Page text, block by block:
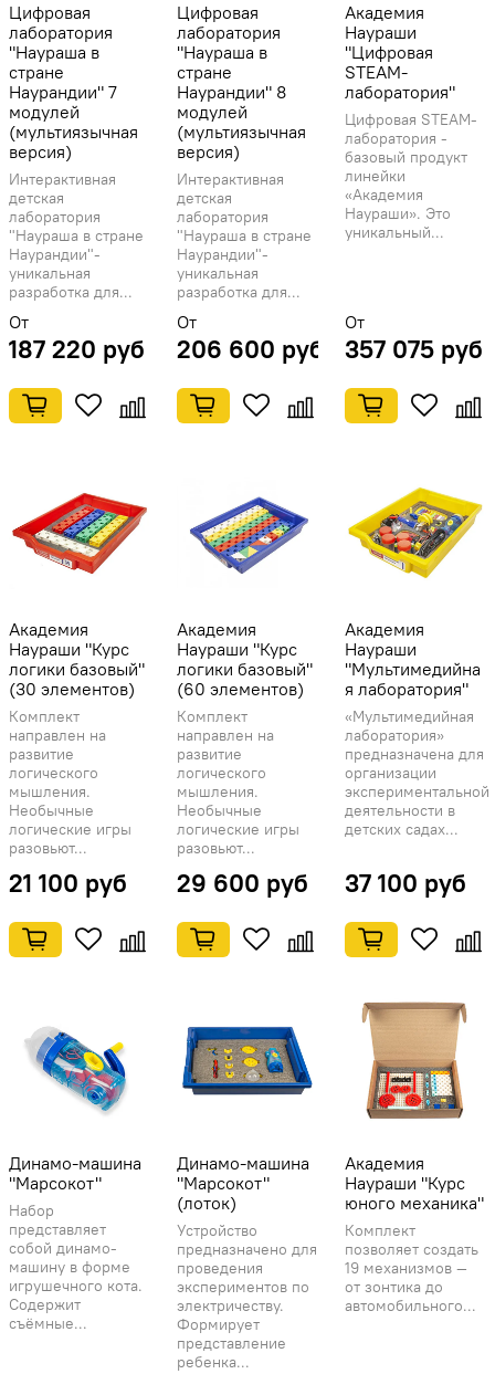
Цифровая
лаборатория
"Наураша в
стране
Наурандии" 7
модулей
(мультиязычная
версия)
Интерактивная
детская
лаборатория
"Наураша в стране
Наурандии"-
уникальная
разработка для...
От
187 220 руб
Цифровая
лаборатория
"Наураша в
стране
Наурандии" 8
модулей
(мультиязычная
версия)
Интерактивная
детская
лаборатория
"Наураша в стране
Наурандии"-
уникальная
разработка для...
От
206 600 руб
Академия
Наураши
"Цифровая
STEАM-
лаборатория"
Цифровая STEAM-
лаборатория -
базовый продукт
линейки
«Академия
Наураши». Это
уникальный...
От
357 075 руб
Академия
Наураши "Курс
логики базовый"
(30 элементов)
Комплект
направлен на
развитие
логического
мышления.
Необычные
логические игры
разовьют...
21 100 руб
Академия
Наураши "Курс
логики базовый"
(60 элементов)
Комплект
направлен на
развитие
логического
мышления.
Необычные
логические игры
разовьют...
29 600 руб
Академия
Наураши
"Мультимедийна
я лаборатория"
«Мультимедийная
лаборатория»
предназначена для
организации
экспериментальной
деятельности в
детских садах...
37 100 руб
Динамо-машина
"Марсокот"
Набор
представляет
собой динамо-
машину в форме
игрушечного кота.
Содержит
съёмные...
Динамо-машина
"Марсокот"
(лоток)
Устройство
предназначено для
проведения
экспериментов по
электричеству.
Формирует
представление
ребенка...
Академия
Наураши "Курс
юного механика"
Комплект
позволяет создать
19 механизмов —
от зонтика до
автомобильного...